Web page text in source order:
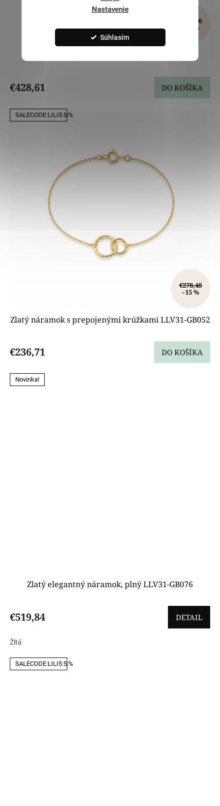
Nastavenie
Súhlasím
€535,76
–20 %
€428,61 DO KOŠÍKA
SALECODE:LILI5:5:%
€278,48
–15 %
Zlatý náramok s prepojenými krúžkami LLV31-GB052
€236,71 DO KOŠÍKA
Novinka!
Zlatý elegantný náramok, plný LLV31-GB076
€519,84 DETAIL
Žltá
SALECODE:LILI5:5:%